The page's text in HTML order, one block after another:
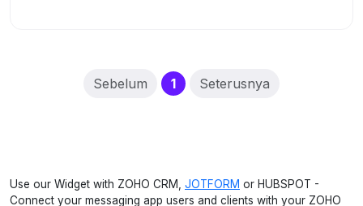
Sebelum 1(current)
Seterusnya
Use our Widget with ZOHO CRM, JOTFORM or HUBSPOT -
Connect your messaging app users and clients with your ZOHO